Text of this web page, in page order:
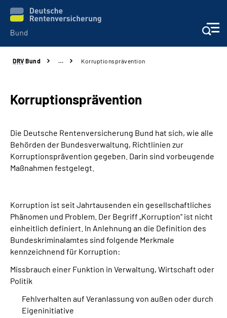
Beratung & Kontakt
Reha-Zentren
Karriere
Online-Services
Inhalte in Gebärdensprache (DGS)
DRV Bund … Korruptionsprävention
Korruptionsprävention
Die Deutsche Rentenversicherung Bund hat sich, wie alle
Behörden der Bundesverwaltung, Richtlinien zur
Korruptionsprävention gegeben. Darin sind vorbeugende
Maßnahmen festgelegt.
Korruption ist seit Jahrtausenden ein gesellschaftliches
Phänomen und Problem. Der Begriff „Korruption“ ist nicht
einheitlich definiert. In Anlehnung an die Definition des
Bundeskriminalamtes sind folgende Merkmale
kennzeichnend für Korruption:
Missbrauch einer Funktion in Verwaltung, Wirtschaft oder
Politik
Fehlverhalten auf Veranlassung von außen oder durch
Eigeninitiative